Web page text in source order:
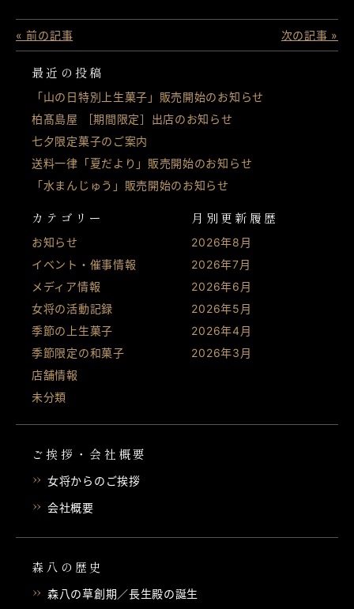
最近の投稿
「山の日特別上生菓子」販売開始のお知らせ
柏髙島屋 ［期間限定］出店のお知らせ
七夕限定菓子のご案内
送料一律「夏だより」販売開始のお知らせ
「水まんじゅう」販売開始のお知らせ
カテゴリー
お知らせ
イベント・催事情報
メディア情報
女将の活動記録
季節の上生菓子
季節限定の和菓子
店舗情報
未分類
月別更新履歴
2026年8月
2026年7月
2026年6月
2026年5月
2026年4月
2026年3月
ご挨拶・会社概要
女将からのご挨拶
会社概要
森八の歴史
森八の草創期／長生殿の誕生
« 前の記事 次の記事 »